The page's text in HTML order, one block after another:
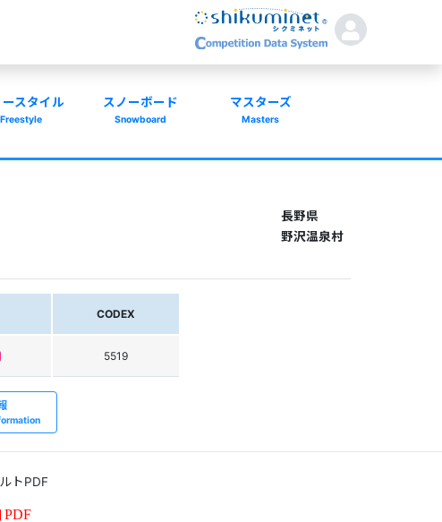
ースタイル
Freestyle
スノーボード
Snowboard
マスターズ
Masters
長野県
野沢温泉村
CODEX
5519
トPDF
PDF